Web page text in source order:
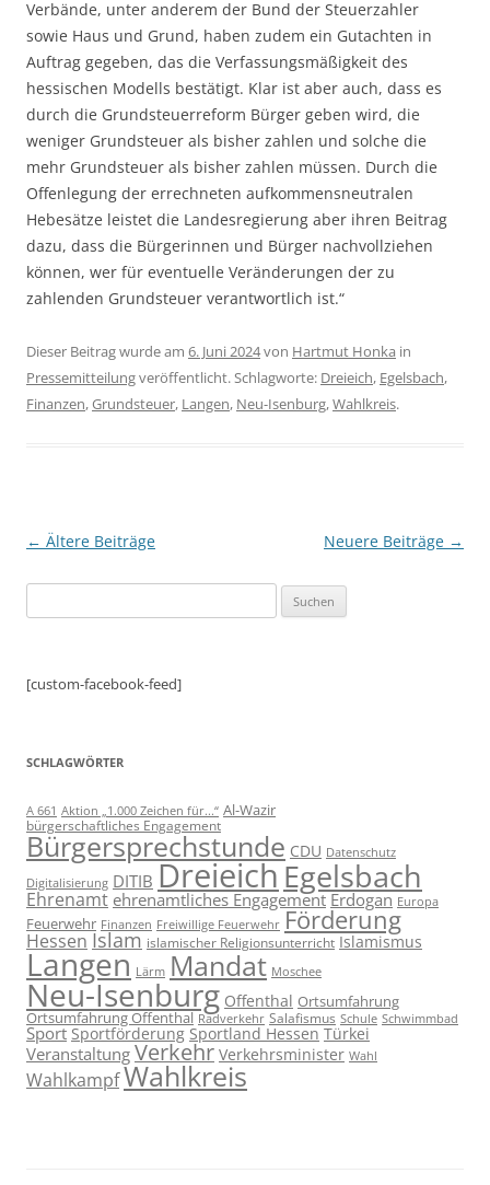
Verbände, unter anderem der Bund der Steuerzahler
sowie Haus und Grund, haben zudem ein Gutachten in
Auftrag gegeben, das die Verfassungsmäßigkeit des
hessischen Modells bestätigt. Klar ist aber auch, dass es
durch die Grundsteuerreform Bürger geben wird, die
weniger Grundsteuer als bisher zahlen und solche die
mehr Grundsteuer als bisher zahlen müssen. Durch die
Offenlegung der errechneten aufkommensneutralen
Hebesätze leistet die Landesregierung aber ihren Beitrag
dazu, dass die Bürgerinnen und Bürger nachvollziehen
können, wer für eventuelle Veränderungen der zu
zahlenden Grundsteuer verantwortlich ist.“
Dieser Beitrag wurde am 6. Juni 2024von Hartmut Honka in
Pressemitteilungveröffentlicht. Schlagworte: Dreieich, Egelsbach,
Finanzen,Grundsteuer, Langen, Neu-Isenburg,Wahlkreis.
Beitragsnavigation
← Ältere Beiträge Neuere Beiträge →
nach:
[custom-facebook-feed]
SCHLAGWÖRTER
A 661 Aktion „1.000 Zeichen für...“ Al-Wazir
bürgerschaftliches Engagement
Bürgersprechstunde CDU Datenschutz
Digitalisierung DITIB DreieichEgelsbach
Ehrenamt ehrenamtliches Engagement Erdogan Europa
Feuerwehr Finanzen Freiwillige Feuerwehr Förderung
Hessen Islam islamischer Religionsunterricht Islamismus
Langen Lärm Mandat Moschee
Neu-Isenburg Offenthal Ortsumfahrung
Ortsumfahrung Offenthal Radverkehr Salafismus Schule Schwimmbad
Sport Sportförderung Sportland Hessen Türkei
Veranstaltung Verkehr Verkehrsminister Wahl
WahlkampfWahlkreis